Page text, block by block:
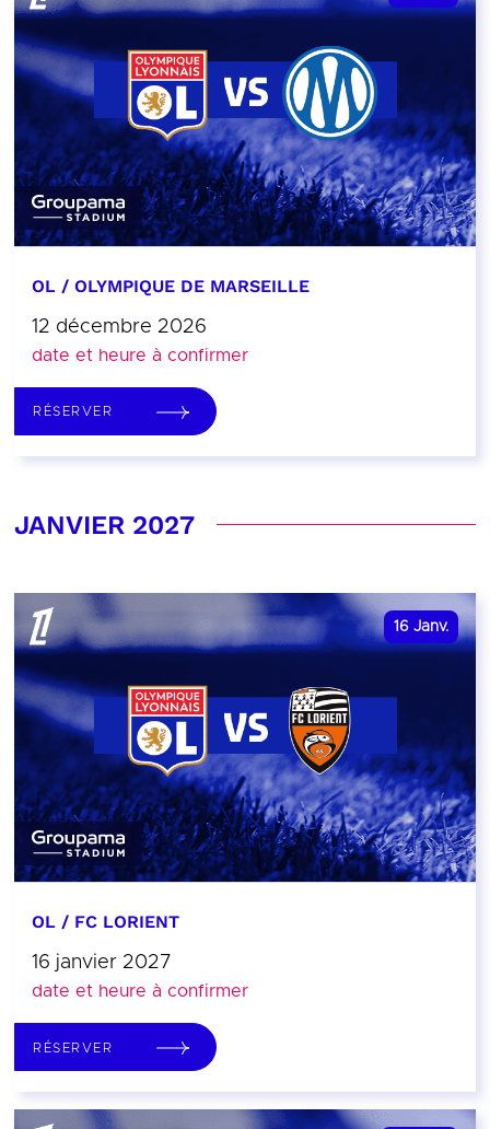
OL / OLYMPIQUE DE MARSEILLE
12 décembre 2026
date et heure à confirmer
RÉSERVER
JANVIER 2027
16 Janv.
OL / FC LORIENT
16 janvier 2027
date et heure à confirmer
RÉSERVER